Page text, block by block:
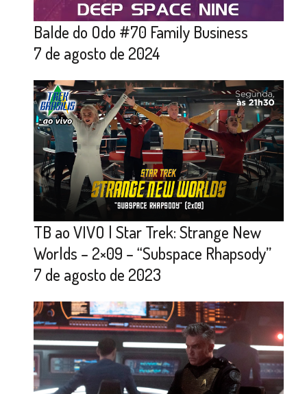
Balde do Odo #70 Family Business
7 de agosto de 2024
TB ao VIVO | Star Trek: Strange New
Worlds – 2×09 – “Subspace Rhapsody”
7 de agosto de 2023